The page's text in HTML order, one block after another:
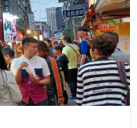
extraordinario».